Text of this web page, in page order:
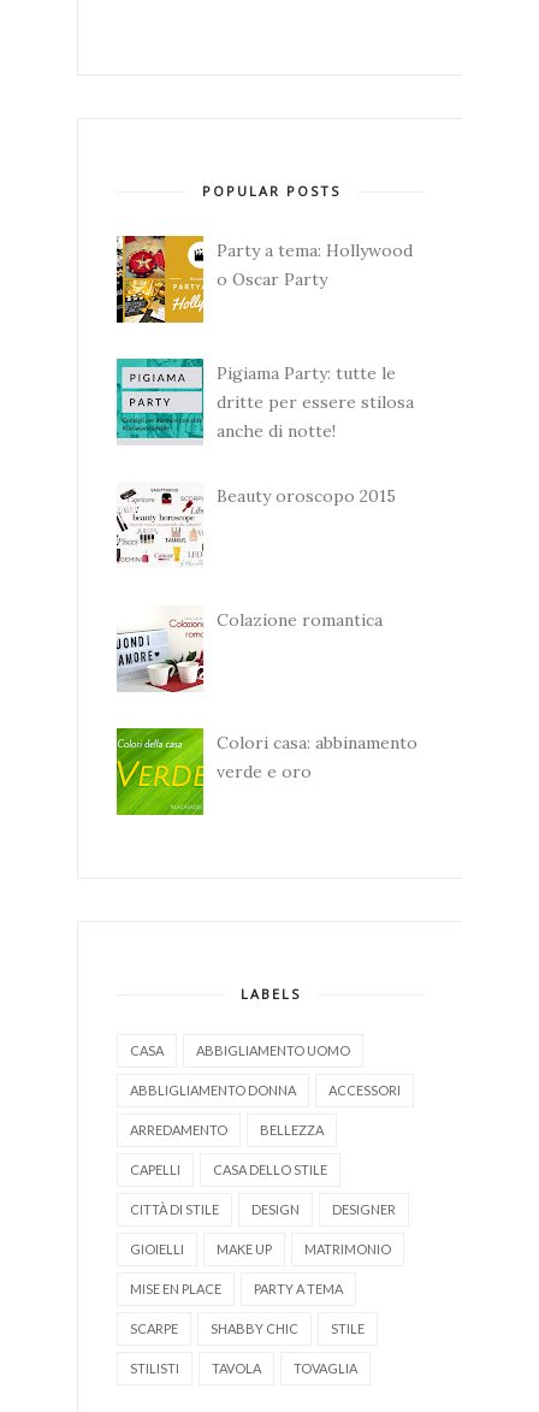
POPULAR POSTS
Party a tema: Hollywood
o Oscar Party
Pigiama Party: tutte le
dritte per essere stilosa
anche di notte!
Beauty oroscopo 2015
Colazione romantica
Colori casa: abbinamento
verde e oro
LABELS
CASA ABBIGLIAMENTO UOMO
ABBLIGLIAMENTO DONNA ACCESSORI
ARREDAMENTO BELLEZZA
CAPELLI CASA DELLO STILE
CITTÀ DI STILE DESIGN DESIGNER
GIOIELLI MAKE UP MATRIMONIO
MISE EN PLACE PARTY A TEMA
SCARPE SHABBY CHIC STILE
STILISTI TAVOLA TOVAGLIA